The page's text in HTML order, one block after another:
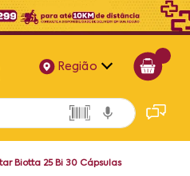
Região
Alagoas
Bahia
Biotta 25 Bi 30 Cápsulas